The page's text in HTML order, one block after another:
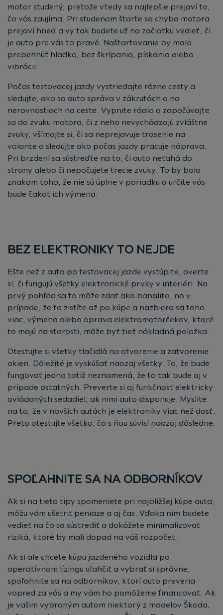
motor studený, pretože vtedy sa najlepšie prejaví to,
čo vás zaujíma. Pri studenom štarte sa chyba motora
prejaví hneď a vy tak budete už na začiatku vedieť, či
je auto pre vás to pravé. Naštartovanie by malo
prebehnúť hladko, bez škrípania, pískania alebo
vibrácii.
Počas testovacej jazdy vystriedajte rôzne cesty a
sledujte, ako sa auto správa v zákrutách a na
nerovnostiach na ceste. Vypnite rádio a započúvajte
sa do zvuku motora, či z neho nevychádzajú zvláštne
zvuky, všímajte si, či sa neprejavuje trasenie na
volante a sledujte ako počas jazdy pracuje náprava.
Pri brzdení sa sústreďte na to, či auto neťahá do
strany alebo či nepočujete trecie zvuky. To by bolo
znakom toho, že nie sú úplne v poriadku a určite vás
bude čakať ich výmena.
BEZ ELEKTRONIKY TO NEJDE
Ešte než z auta po testovacej jazde vystúpite, overte
si, či fungujú všetky elektronické prvky v interiéri. Na
prvý pohľad sa to môže zdať ako banalita, no v
prípade, že to zistíte až po kúpe a nazbiera sa toho
viac, výmena alebo oprava elektromotorčekov, ktoré
to majú na starosti, môže byť tiež nákladná položka.
Otestujte si všetky tlačidlá na otvorenie a zatvorenie
okien. Dôležité je vyskúšať naozaj všetky. To, že bude
fungovať jedno totiž neznamená, že to tak bude aj v
prípade ostatných. Preverte si aj funkčnosť elektricky
ovládaných sedadiel, ak nimi auto disponuje. Myslite
na to, že v novších autách je elektroniky viac než dosť.
Preto otestujte všetko, čo s ňou súvisí naozaj dôsledne.
SPOĽAHNITE SA NA ODBORNÍKOV
Ak si na tieto tipy spomeniete pri najbližšej kúpe auta,
môžu vám ušetriť peniaze a aj čas. Vďaka nim budete
vedieť na čo sa sústrediť a dokážete minimalizovať
riziká, ktoré by mali dopad na váš rozpočet.
Ak si ale chcete kúpu jazdeného vozidla po
operatívnom lízingu uľahčiť a vybrať si správne,
spoľahnite sa na odborníkov, ktorí auto preveria
vopred za vás a my vám ho pomôžeme financovať. Ak
je vašim vybraným autom niektorý z modelov Škoda,